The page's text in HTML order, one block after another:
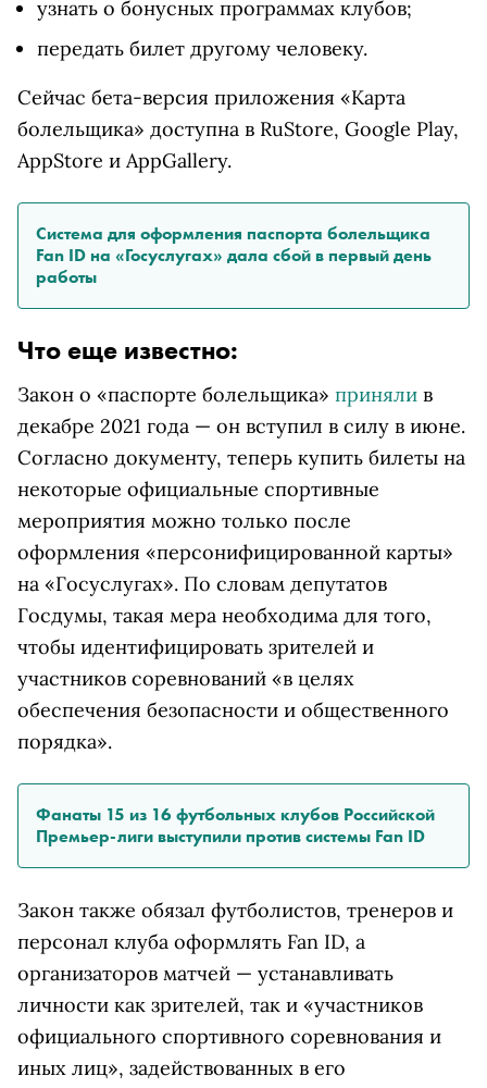
узнать о бонусных программах клубов;
передать билет другому человеку.
Сейчас бета-версия приложения «Карта
болельщика» доступна в RuStore, Google Play,
AppStore и AppGallery.
Система для оформления паспорта болельщика
Fan ID на «Госуслугах» дала сбой в первый день
работы
Что еще известно:
Закон о «паспорте болельщика» приняли в
декабре 2021 года — он вступил в силу в июне.
Согласно документу, теперь купить билеты на
некоторые официальные спортивные
мероприятия можно только после
оформления «персонифицированной карты»
на «Госуслугах». По словам депутатов
Госдумы, такая мера необходима для того,
чтобы идентифицировать зрителей и
участников соревнований «в целях
обеспечения безопасности и общественного
порядка».
Фанаты 15 из 16 футбольных клубов Российской
Премьер-лиги выступили против системы Fan ID
Закон также обязал футболистов, тренеров и
персонал клуба оформлять Fan ID, а
организаторов матчей — устанавливать
личности как зрителей, так и «участников
официального спортивного соревнования и
иных лиц», задействованных в его